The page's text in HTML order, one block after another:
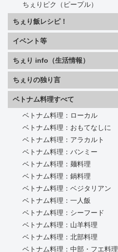
ちぇりピク（ピープル）
ちぇり飯レシピ！
イベント等
ちぇり info（生活情報）
ちぇりの独り言
ベトナム料理すべて
ベトナム料理：ローカル
ベトナム料理：おもてなしに
ベトナム料理：アラカルト
ベトナム料理：バンミー
ベトナム料理：麺料理
ベトナム料理：鍋料理
ベトナム料理：ベジタリアン
ベトナム料理：一人飯
ベトナム料理：シーフード
ベトナム料理：山羊料理
ベトナム料理：北部料理
ベトナム料理：中部・フエ料理